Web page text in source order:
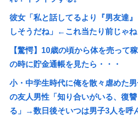
彼女「私と話してるより『男友達
しそうだね」←これ当たり前じゃね
【驚愕】10歳の頃から体を売って
の時に貯金通帳を見たら・・・
小・中学生時代に俺を散々虐めた
の友人男性「知り合いがいる、復
る」→数日後そいつは男子3人を呼